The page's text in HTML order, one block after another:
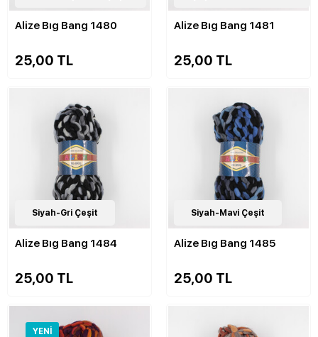
Alize Bıg Bang 1480
25,00 TL
Alize Bıg Bang 1481
25,00 TL
7Çeşit
Siyah-Gri Çeşit
Alize Bıg Bang 1484
25,00 TL
7Çeşit
Siyah-Mavi Çeşit
Alize Bıg Bang 1485
25,00 TL
YENI